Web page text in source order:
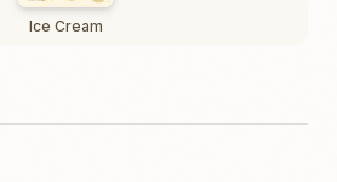
Ice Cream